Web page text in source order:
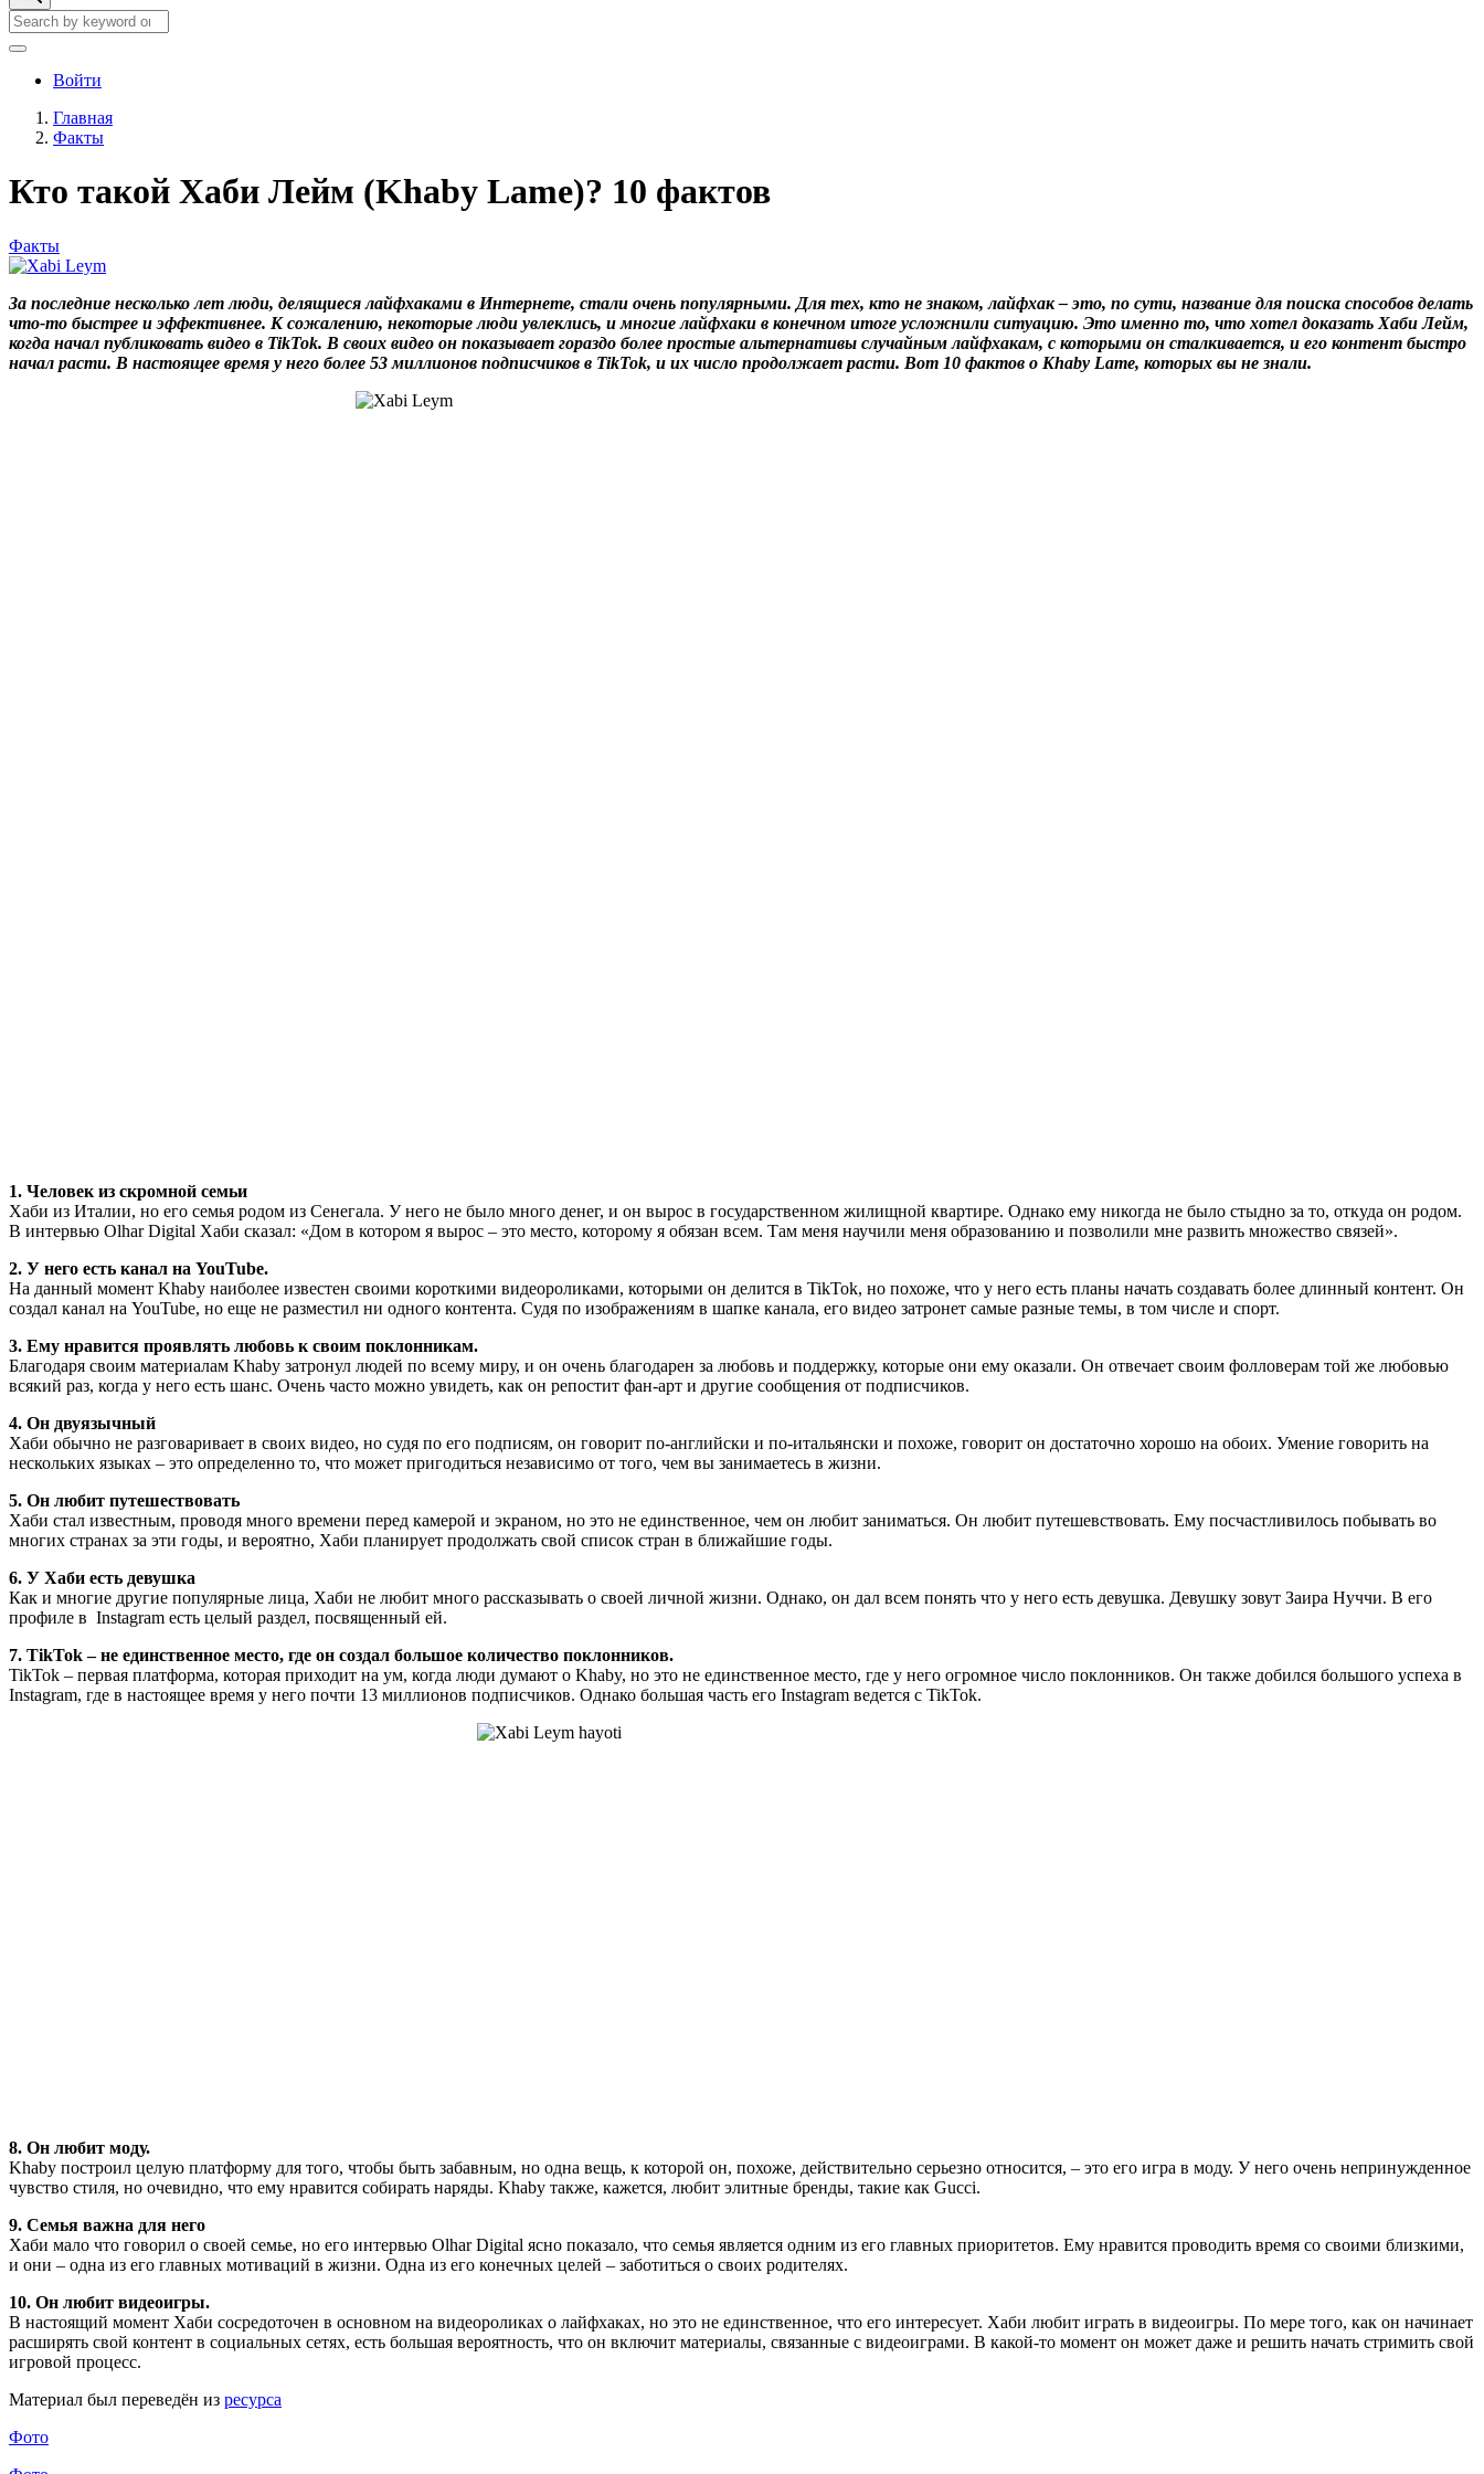
Search
Search
User
menu
Войти
Строка
навигации
Главная
Факты
Кто такой Хаби Лейм (Khaby Lame)? 10 фактов
Факты
За последние несколько лет люди, делящиеся лайфхаками в Интернете, стали очень популярными. Для тех, кто не знаком, лайфхак – это, по сути, название для поиска способов делать
что-то быстрее и эффективнее. К сожалению, некоторые люди увлеклись, и многие лайфхаки в конечном итоге усложнили ситуацию. Это именно то, что хотел доказать Хаби Лейм,
когда начал публиковать видео в TikTok. В своих видео он показывает гораздо более простые альтернативы случайным лайфхакам, с которыми он сталкивается, и его контент быстро
начал расти. В настоящее время у него более 53 миллионов подписчиков в TikTok, и их число продолжает расти. Вот 10 фактов о Khaby Lame, которых вы не знали.
1. Человек из скромной семьи
Хаби из Италии, но его семья родом из Сенегала. У него не было много денег, и он вырос в государственном жилищной квартире. Однако ему никогда не было стыдно за то, откуда он родом.
В интервью Olhar Digital Хаби сказал: «Дом в котором я вырос – это место, которому я обязан всем. Там меня научили меня образованию и позволили мне развить множество связей».
2. У него есть канал на YouTube.
На данный момент Khaby наиболее известен своими короткими видеороликами, которыми он делится в TikTok, но похоже, что у него есть планы начать создавать более длинный контент. Он
создал канал на YouTube, но еще не разместил ни одного контента. Судя по изображениям в шапке канала, его видео затронет самые разные темы, в том числе и спорт.
3. Ему нравится проявлять любовь к своим поклонникам.
Благодаря своим материалам Khaby затронул людей по всему миру, и он очень благодарен за любовь и поддержку, которые они ему оказали. Он отвечает своим фолловерам той же любовью
всякий раз, когда у него есть шанс. Очень часто можно увидеть, как он репостит фан-арт и другие сообщения от подписчиков.
4. Он двуязычный
Хаби обычно не разговаривает в своих видео, но судя по его подписям, он говорит по-английски и по-итальянски и похоже, говорит он достаточно хорошо на обоих. Умение говорить на
нескольких языках – это определенно то, что может пригодиться независимо от того, чем вы занимаетесь в жизни.
5. Он любит путешествовать
Хаби стал известным, проводя много времени перед камерой и экраном, но это не единственное, чем он любит заниматься. Он любит путешевствовать. Ему посчастливилось побывать во
многих странах за эти годы, и вероятно, Хаби планирует продолжать свой список стран в ближайшие годы.
6. У Хаби есть девушка
Как и многие другие популярные лица, Хаби не любит много рассказывать о своей личной жизни. Однако, он дал всем понять что у него есть девушка. Девушку зовут Заира Нуччи. В его
профиле в Instagram есть целый раздел, посвященный ей.
7. TikTok – не единственное место, где он создал большое количество поклонников.
TikTok – первая платформа, которая приходит на ум, когда люди думают о Khaby, но это не единственное место, где у него огромное число поклонников. Он также добился большого успеха в
Instagram, где в настоящее время у него почти 13 миллионов подписчиков. Однако большая часть его Instagram ведется с TikTok.
8. Он любит моду.
Khaby построил целую платформу для того, чтобы быть забавным, но одна вещь, к которой он, похоже, действительно серьезно относится, – это его игра в моду. У него очень непринужденное
чувство стиля, но очевидно, что ему нравится собирать наряды. Khaby также, кажется, любит элитные бренды, такие как Gucci.
9. Семья важна для него
Хаби мало что говорил о своей семье, но его интервью Olhar Digital ясно показало, что семья является одним из его главных приоритетов. Ему нравится проводить время со своими близкими,
и они – одна из его главных мотиваций в жизни. Одна из его конечных целей – заботиться о своих родителях.
10. Он любит видеоигры.
В настоящий момент Хаби сосредоточен в основном на видеороликах о лайфхаках, но это не единственное, что его интересует. Хаби любит играть в видеоигры. По мере того, как он начинает
расширять свой контент в социальных сетях, есть большая вероятность, что он включит материалы, связанные с видеоиграми. В какой-то момент он может даже и решить начать стримить свой
игровой процесс.
Материал был переведён из ресурса
Фото